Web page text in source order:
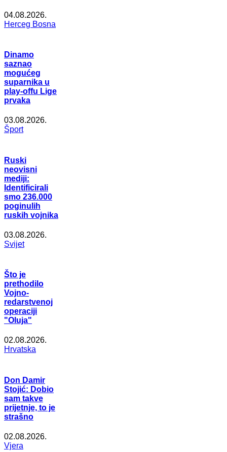
04.08.2026.
Herceg Bosna
Dinamo
saznao
mogućeg
suparnika u
play-offu Lige
prvaka
03.08.2026.
Šport
Ruski
neovisni
mediji:
Identificirali
smo 236.000
poginulih
ruskih vojnika
03.08.2026.
Svijet
Što je
prethodilo
Vojno-
redarstvenoj
operaciji
"Oluja"
02.08.2026.
Hrvatska
Don Damir
Stojić: Dobio
sam takve
prijetnje, to je
strašno
02.08.2026.
Vjera